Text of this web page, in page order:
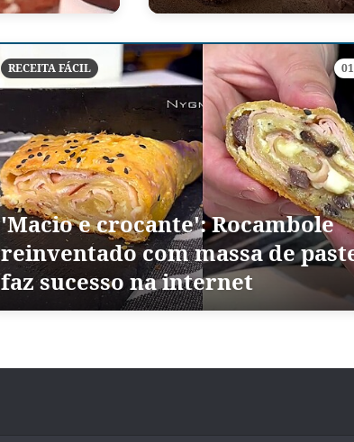
RECEITA FÁCIL
'Macio e crocante': Rocambole
reinventado com massa de
faz sucesso na internet